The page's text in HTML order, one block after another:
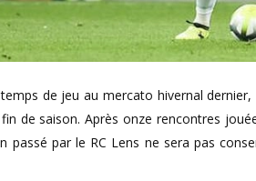
de jeu au mercato hivernal
de saison. Après onze rencontres
passé par le RC Lens ne sera pas